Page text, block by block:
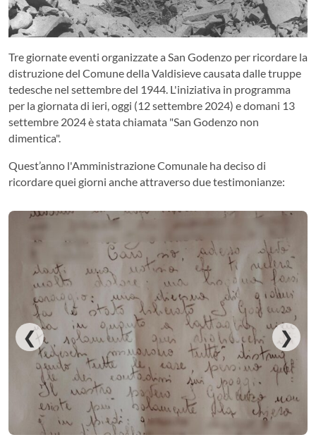
Tre giornate eventi organizzate a San Godenzo per ricordare la
distruzione del Comune della Valdisieve causata dalle truppe
tedesche nel settembre del 1944. L'iniziativa in programma
per la giornata di ieri, oggi (12 settembre 2024) e domani 13
settembre 2024 è stata chiamata "San Godenzo non
dimentica".
Quest’anno l'Amministrazione Comunale ha deciso di
ricordare quei giorni anche attraverso due testimonianze:
❮ ❯